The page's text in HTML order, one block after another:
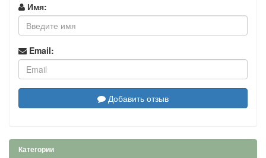
Имя:
Email:
Добавить отзыв
Категории